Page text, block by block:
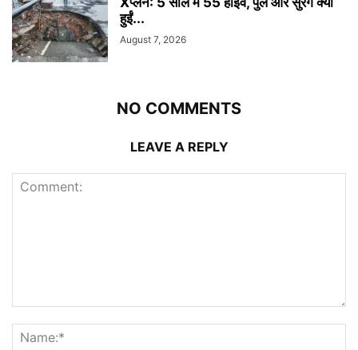
हुईं...
August 7, 2026
NO COMMENTS
LEAVE A REPLY